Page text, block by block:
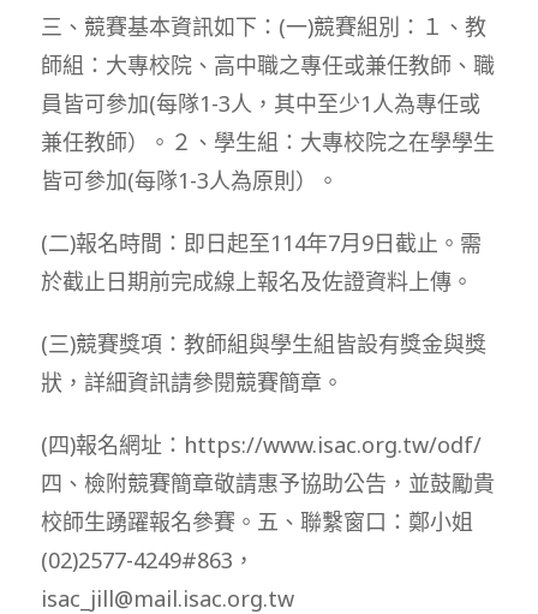
三、競賽基本資訊如下：(一)競賽組別：１、教
師組：大專校院、高中職之專任或兼任教師、職
員皆可參加(每隊1-3人，其中至少1人為專任或
兼任教師）。２、學生組：大專校院之在學學生
皆可參加(每隊1-3人為原則）。
(二)報名時間：即日起至114年7月9日截止。需
於截止日期前完成線上報名及佐證資料上傳。
(三)競賽獎項：教師組與學生組皆設有獎金與獎
狀，詳細資訊請參閱競賽簡章。
(四)報名網址：https://www.isac.org.tw/odf/
四、檢附競賽簡章敬請惠予協助公告，並鼓勵貴
校師生踴躍報名參賽。五、聯繫窗口：鄭小姐
(02)2577-4249#863，
isac_jill@mail.isac.org.tw